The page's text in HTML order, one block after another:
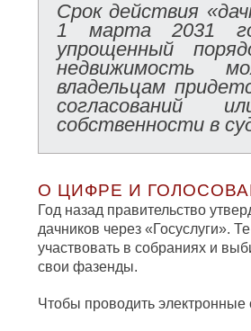
Срок действия
1 марта 2031
упрощенный
недвижимость
владельцам
согласований
собственности в
О ЦИФРЕ И
Год назад правительство
дачников через «Госуслуги».
участвовать в собраниях и
свои фазенды.
Чтобы проводить